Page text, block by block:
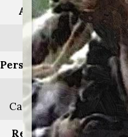
Anno:
1987
Personaggio:
Aldo
Campione
Regia di: